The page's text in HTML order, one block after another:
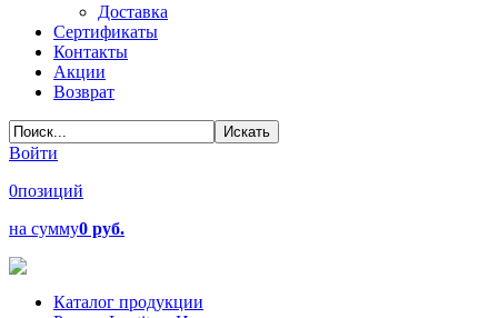
Доставка
Сертификаты
Контакты
Акции
Возврат
Войти
0позиций
на сумму0 руб.
Каталог продукции